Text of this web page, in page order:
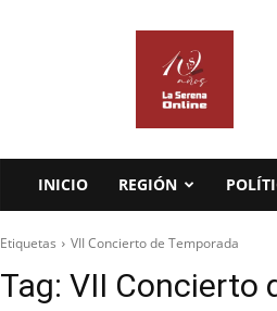
INICIO REGIÓN
Etiquetas VII Concierto de Temporada
Tag: VII Concierto